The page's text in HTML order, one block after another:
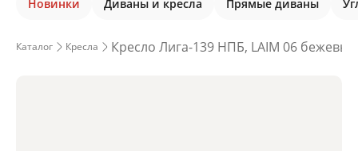
Новинки Диваны и кресла Прямые диваны
Каталог Кресла Кресло Лига-139 НПБ, LAIM 06